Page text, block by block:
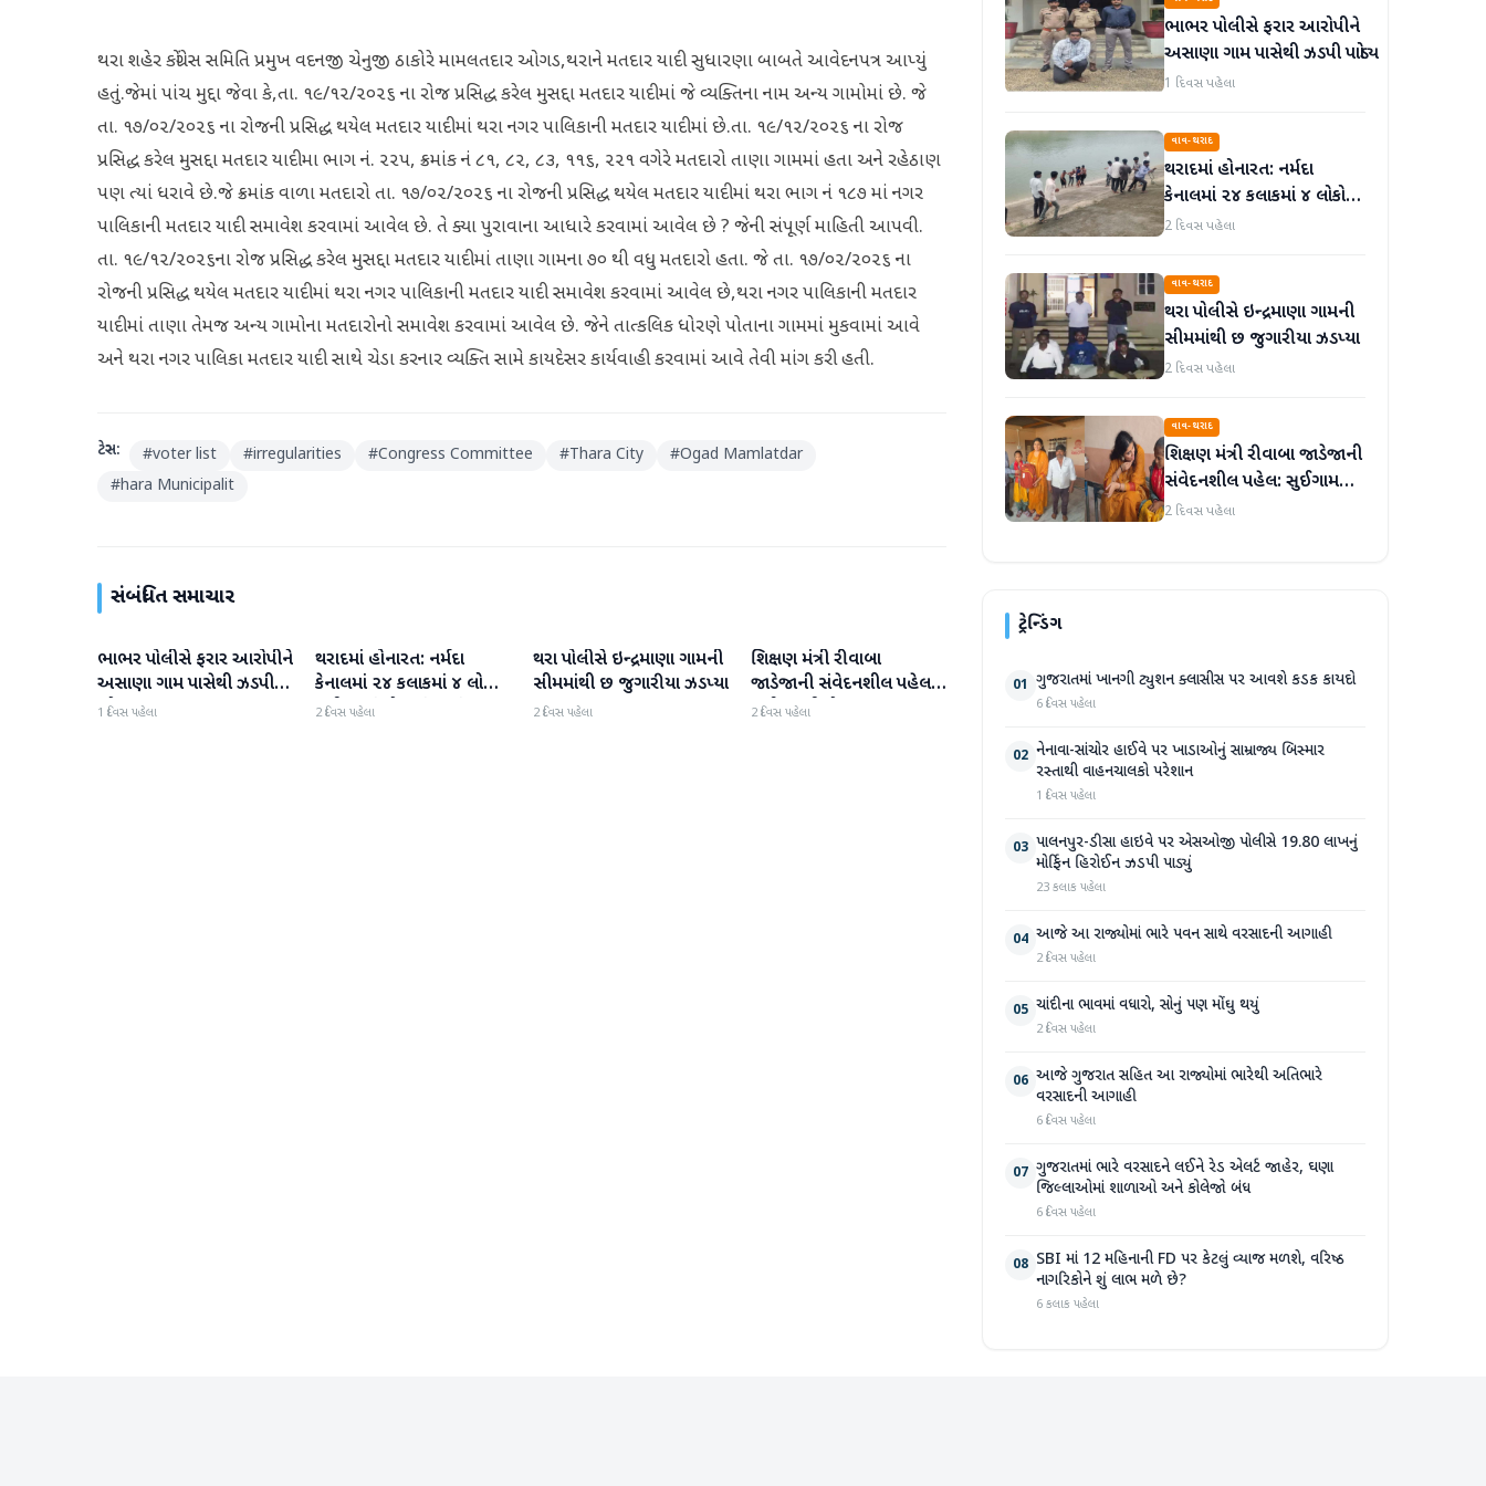
થરા શહેર કોંગ્રેસ સમિતિ પ્રમુખ વદનજી ચેનુજી ઠાકોરે મામલતદાર ઓગડ,થરાને મતદાર યાદી સુધારણા બાબતે આવેદનપત્ર આપ્યું
હતું.જેમાં પાંચ મુદ્દા જેવા કે,તા. ૧૯/૧૨/૨૦૨૬ ના રોજ પ્રસિદ્ધ કરેલ મુસદ્દા મતદાર યાદીમાં જે વ્યક્તિના નામ અન્ય ગામોમાં છે. જે
તા. ૧૭/૦૨/૨૦૨૬ ના રોજની પ્રસિદ્ધ થયેલ મતદાર યાદીમાં થરા નગર પાલિકાની મતદાર યાદીમાં છે.તા. ૧૯/૧૨/૨૦૨૬ ના રોજ
પ્રસિદ્ધ કરેલ મુસદ્દા મતદાર યાદીમા ભાગ નં. ૨૨૫, ક્રમાંક નં ૮૧, ૮૨, ૮૩, ૧૧૬, ૨૨૧ વગેરે મતદારો તાણા ગામમાં હતા અને રહેઠાણ
પણ ત્યાં ધરાવે છે.જે ક્રમાંક વાળા મતદારો તા. ૧૭/૦૨/૨૦૨૬ ના રોજની પ્રસિદ્ધ થયેલ મતદાર યાદીમાં થરા ભાગ નં ૧૮૭ માં નગર
પાલિકાની મતદાર યાદી સમાવેશ કરવામાં આવેલ છે. તે ક્યા પુરાવાના આધારે કરવામાં આવેલ છે ? જેની સંપૂર્ણ માહિતી આપવી.
તા. ૧૯/૧૨/૨૦૨૬ના રોજ પ્રસિદ્ધ કરેલ મુસદ્દા મતદાર યાદીમાં તાણા ગામના ૭૦ થી વધુ મતદારો હતા. જે તા. ૧૭/૦૨/૨૦૨૬ ના
રોજની પ્રસિદ્ધ થયેલ મતદાર યાદીમાં થરા નગર પાલિકાની મતદાર યાદી સમાવેશ કરવામાં આવેલ છે,થરા નગર પાલિકાની મતદાર
યાદીમાં તાણા તેમજ અન્ય ગામોના મતદારોનો સમાવેશ કરવામાં આવેલ છે. જેને તાત્કલિક ધોરણે પોતાના ગામમાં મુકવામાં આવે
અને થરા નગર પાલિકા મતદાર યાદી સાથે ચેડા કરનાર વ્યક્તિ સામે કાયદેસર કાર્યવાહી કરવામાં આવે તેવી માંગ કરી હતી.
ટેગ્સ: #voter list #irregularities #Congress Committee #Thara City #Ogad Mamlatdar
#hara Municipalit
સંબંધિત સમાચાર
વાવ-થરાદ
ભાભર પોલીસે ફરાર આરોપીને
અસાણા ગામ પાસેથી ઝડપી
પાડ્યો
1 દિવસ પહેલા
વાવ-થરાદ
થરાદમાં હોનારત: નર્મદા
કેનાલમાં ૨૪ કલાકમાં ૪ લોકો
ડૂબી જતાં મોત, પંથકમાં
2 દિવસ પહેલા
વાવ-થરાદ
થરા પોલીસે ઇન્દ્રમાણા ગામની
સીમમાંથી છ જુગારીયા ઝડપ્યા
2 દિવસ પહેલા
વાવ-થરાદ
શિક્ષણ મંત્રી રીવાબા
જાડેજાની સંવેદનશીલ પહેલ:
સુઈગામની ડ્રોપ-આઉટ
2 દિવસ પહેલા
ભાભર પોલીસે ફરાર આરોપીને
અસાણા ગામ પાસેથી ઝડપી પાડ્યો
1 દિવસ પહેલા
વાવ-થરાદ
થરાદમાં હોનારત: નર્મદા
કેનાલમાં ૨૪ કલાકમાં ૪ લોકો
ડૂબી જતાં મોત, પંથકમાં
2 દિવસ પહેલા
વાવ-થરાદ
થરા પોલીસે ઇન્દ્રમાણા ગામની
સીમમાંથી છ જુગારીયા ઝડપ્યા
2 દિવસ પહેલા
વાવ-થરાદ
શિક્ષણ મંત્રી રીવાબા જાડેજાની
સંવેદનશીલ પહેલ: સુઈગામની
ડ્રોપ-આઉટ દીકરીને ધોરણ-૯માં
2 દિવસ પહેલા
ટ્રેન્ડિંગ
01 ગુજરાતમાં ખાનગી ટ્યુશન ક્લાસીસ પર આવશે કડક કાયદો
6 દિવસ પહેલા
02 નેનાવા-સાંચોર હાઈવે પર ખાડાઓનું સામ્રાજ્ય બિસ્માર
રસ્તાથી વાહનચાલકો પરેશાન
1 દિવસ પહેલા
03 પાલનપુર-ડીસા હાઇવે પર એસઓજી પોલીસે 19.80 લાખનું
મોર્ફિન હિરોઈન ઝડપી પાડ્યું
23 કલાક પહેલા
04 આજે આ રાજ્યોમાં ભારે પવન સાથે વરસાદની આગાહી
2 દિવસ પહેલા
05 ચાંદીના ભાવમાં વધારો, સોનું પણ મોંઘુ થયું
2 દિવસ પહેલા
06 આજે ગુજરાત સહિત આ રાજ્યોમાં ભારેથી અતિભારે
વરસાદની આગાહી
6 દિવસ પહેલા
07 ગુજરાતમાં ભારે વરસાદને લઈને રેડ એલર્ટ જાહેર, ઘણા
જિલ્લાઓમાં શાળાઓ અને કોલેજો બંધ
6 દિવસ પહેલા
08 SBI માં 12 મહિનાની FD પર કેટલું વ્યાજ મળશે, વરિષ્ઠ
નાગરિકોને શું લાભ મળે છે?
6 કલાક પહેલા